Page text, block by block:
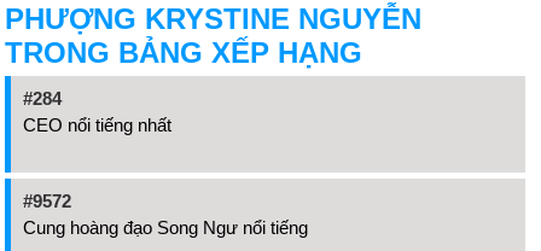
PHƯỢNG KRYSTINE NGUYỄN
TRONG BẢNG XẾP HẠNG
#284
CEO nổi tiếng nhất
#9572
Cung hoàng đạo Song Ngư nổi tiếng